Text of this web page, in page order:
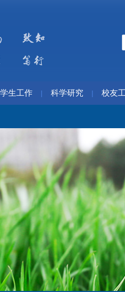
学生工作 | 科学研究 | 校友